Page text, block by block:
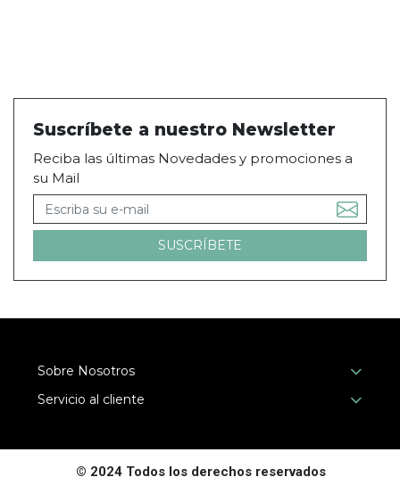
Suscríbete a nuestro Newsletter
Reciba las últimas Novedades y promociones a
su Mail
Sobre Nosotros
Servicio al cliente
© 2024 Todos los derechos reservados